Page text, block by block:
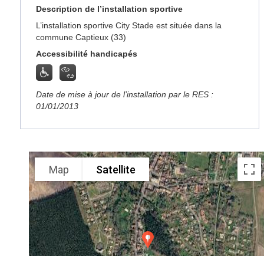
Description de l’installation sportive
L’installation sportive City Stade est située dans la
commune Captieux (33)
Accessibilité handicapés
Date de mise à jour de l’installation par le RES :
01/01/2013
Map Satellite